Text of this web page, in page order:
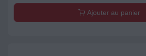
Ajouter au panier